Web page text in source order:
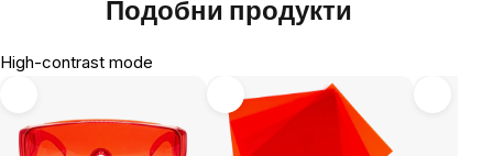
Подобни продукти
High-contrast mode